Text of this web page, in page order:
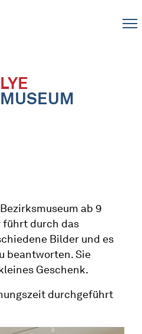
Bezirksmuseum ab 9
führt durch das
Bilder und es
beantworten. Sie
Geschenk.
durchgeführt